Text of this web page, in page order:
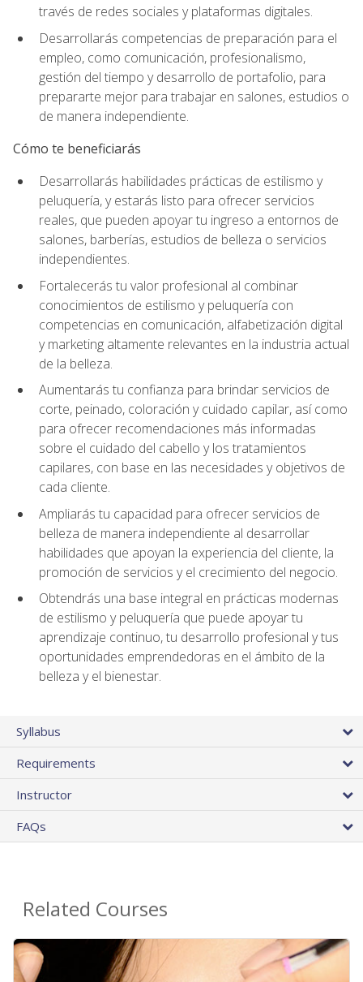
través de redes sociales y plataformas digitales.
Desarrollarás competencias de preparación para el
empleo, como comunicación, profesionalismo,
gestión del tiempo y desarrollo de portafolio, para
prepararte mejor para trabajar en salones, estudios o
de manera independiente.
Cómo te beneficiarás
Desarrollarás habilidades prácticas de estilismo y
peluquería, y estarás listo para ofrecer servicios
reales, que pueden apoyar tu ingreso a entornos de
salones, barberías, estudios de belleza o servicios
independientes.
Fortalecerás tu valor profesional al combinar
conocimientos de estilismo y peluquería con
competencias en comunicación, alfabetización digital
y marketing altamente relevantes en la industria actual
de la belleza.
Aumentarás tu confianza para brindar servicios de
corte, peinado, coloración y cuidado capilar, así como
para ofrecer recomendaciones más informadas
sobre el cuidado del cabello y los tratamientos
capilares, con base en las necesidades y objetivos de
cada cliente.
Ampliarás tu capacidad para ofrecer servicios de
belleza de manera independiente al desarrollar
habilidades que apoyan la experiencia del cliente, la
promoción de servicios y el crecimiento del negocio.
Obtendrás una base integral en prácticas modernas
de estilismo y peluquería que puede apoyar tu
aprendizaje continuo, tu desarrollo profesional y tus
oportunidades emprendedoras en el ámbito de la
belleza y el bienestar.
Syllabus
Requirements
Instructor
FAQs
Related Courses